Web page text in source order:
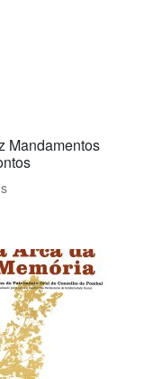
Mandamentos